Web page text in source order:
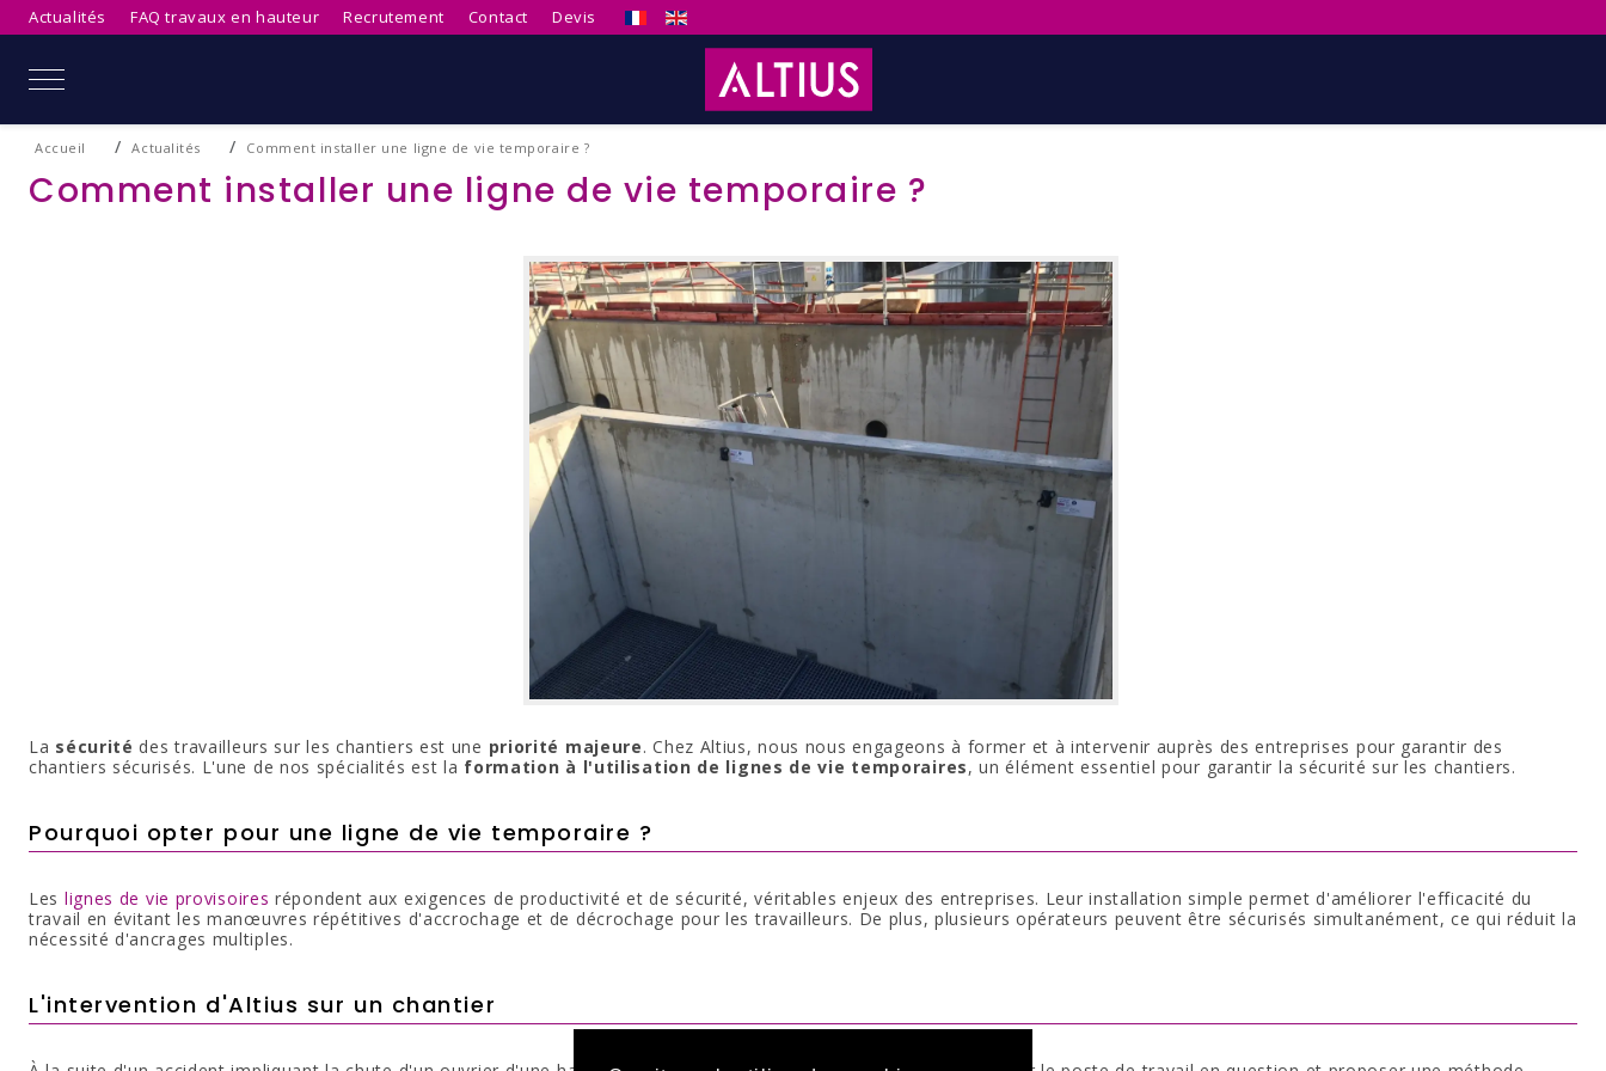
Actualités FAQ travaux en hauteur Recrutement Contact Devis Sélectionnez votre langue
Mobile Menu Toggle
Accueil Actualités Comment installer une ligne de vie temporaire ?
Comment installer une ligne de vie temporaire ?
La sécurité des travailleurs sur les chantiers est une priorité majeure. Chez Altius, nous nous engageons à former et à intervenir auprès des entreprises pour garantir des
chantiers sécurisés. L'une de nos spécialités est la formation à l'utilisation de lignes de vie temporaires, un élément essentiel pour garantir la sécurité sur les chantiers.
Pourquoi opter pour une ligne de vie temporaire ?
Les lignes de vie provisoires répondent aux exigences de productivité et de sécurité, véritables enjeux des entreprises. Leur installation simple permet d'améliorer l'efficacité du
travail en évitant les manœuvres répétitives d'accrochage et de décrochage pour les travailleurs. De plus, plusieurs opérateurs peuvent être sécurisés simultanément, ce qui réduit la
nécessité d'ancrages multiples.
L'intervention d'Altius sur un chantier